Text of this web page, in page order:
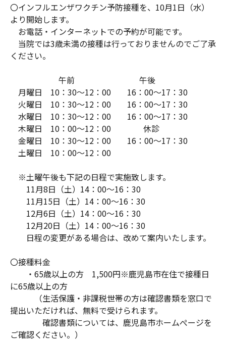
〇インフルエンザワクチン予防接種を、10月1日（水）
より開始します。
お電話・インターネットでの予約が可能です。
当院では3歳未満の接種は行っておりませんのでご了承
ください。
午前 午後
月曜日 10：30～12：00 16：00～17：30
火曜日 10：30～12：00 16：00～17：30
水曜日 10：30～12：00 16：00～17：30
木曜日 10：00～12：00 休診
金曜日 10：30～12：00 16：00～17：30
土曜日 10：00～12：00
※土曜午後も下記の日程で実施致します。
11月8日（土）14：00～16：30
11月15日（土）14：00～16：30
12月6日（土）14：00～16：30
12月20日（土）14：00～16：30
日程の変更がある場合は、改めて案内いたします。
〇接種料金
・65歳以上の方 1,500円※鹿児島市在住で接種日
に65歳以上の方
（生活保護・非課税世帯の方は確認書類を窓口で
提出いただければ、無料で受けられます。
確認書類については、鹿児島市ホームぺージを
ご確認ください。）